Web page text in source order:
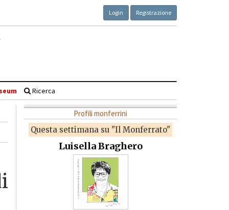
Login Registrazione
Ricerca
Profili monferrini
Questa settimana su "Il Monferrato"
Luisella Braghero